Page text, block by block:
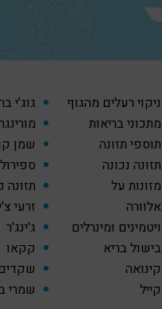
ניקוי רעלים מהגוף
גוג'י
מתכוני בריאות
תוספי תזונה
שמן
תזונה נכונה
מזונות על
תזונה
אלוורה
זרעי
ויטמינים ומינרלים
ג'ינג'ר
בישול בריא
קקאו
קינואה
קייל שמרי